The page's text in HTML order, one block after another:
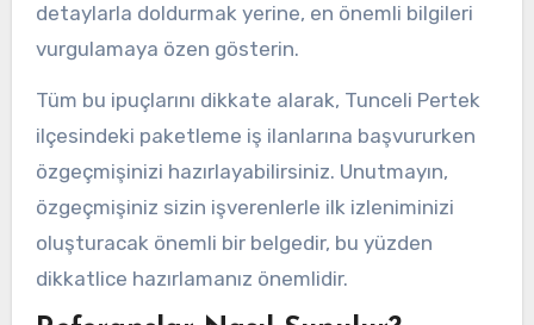
detaylarla doldurmak yerine, en önemli bilgileri
vurgulamaya özen gösterin.
Tüm bu ipuçlarını dikkate alarak, Tunceli Pertek
ilçesindeki paketleme iş ilanlarına başvururken
özgeçmişinizi hazırlayabilirsiniz. Unutmayın,
özgeçmişiniz sizin işverenlerle ilk izleniminizi
oluşturacak önemli bir belgedir, bu yüzden
dikkatlice hazırlamanız önemlidir.